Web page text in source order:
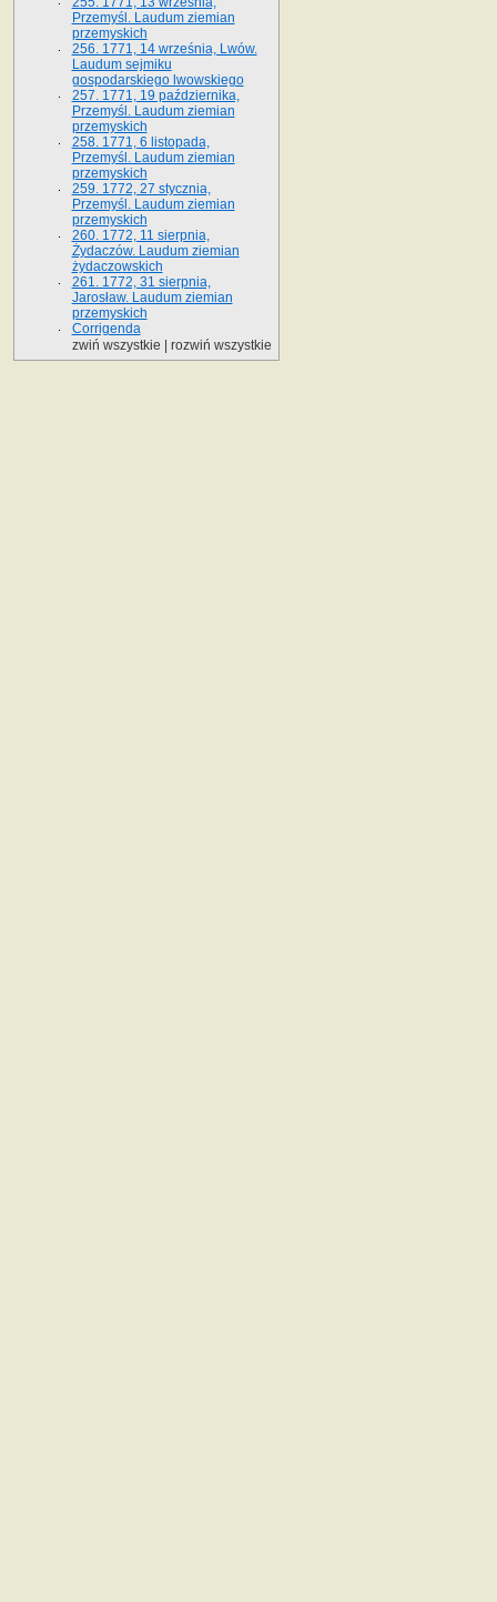
Przemyśl. Laudum ziemian
przemyskich
256. 1771, 14 września, Lwów.
Laudum sejmiku
gospodarskiego lwowskiego
257. 1771, 19 października,
Przemyśl. Laudum ziemian
przemyskich
258. 1771, 6 listopada,
Przemyśl. Laudum ziemian
przemyskich
259. 1772, 27 stycznia,
Przemyśl. Laudum ziemian
przemyskich
260. 1772, 11 sierpnia,
Żydaczów. Laudum ziemian
żydaczowskich
261. 1772, 31 sierpnia,
Jarosław. Laudum ziemian
przemyskich
Corrigenda
zwiń wszystkie
rozwiń wszystkie